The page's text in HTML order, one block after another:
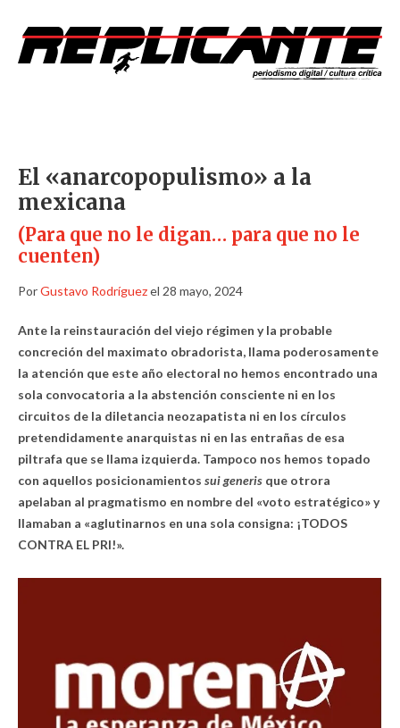
El «anarcopopulismo» a la
mexicana
(Para que no le digan… para que no le
cuenten)
PorGustavo Rodríguezel 28 mayo, 2024
Ante la reinstauración del viejo régimen y la probable
concreción del maximato obradorista, llama poderosamente
la atención que este año electoral no hemos encontrado una
sola convocatoria a la abstención consciente ni en los
circuitos de la diletancia neozapatista ni en los círculos
pretendidamente anarquistas ni en las entrañas de esa
piltrafa que se llama izquierda. Tampoco nos hemos topado
con aquellos posicionamientos sui generis que otrora
apelaban al pragmatismo en nombre del «voto estratégico» y
llamaban a «aglutinarnos en una sola consigna: ¡TODOS
CONTRA EL PRI!».